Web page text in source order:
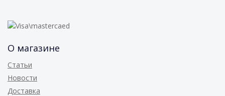
О магазине
Статьи
Новости
Доставка